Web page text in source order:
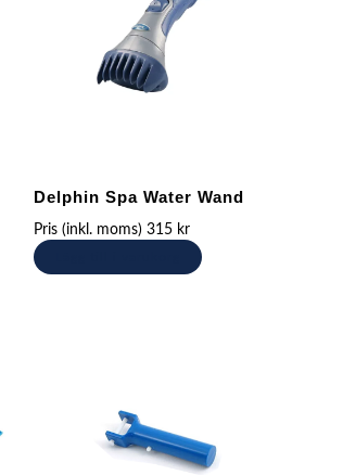
Delphin Spa Water Wand
Pris (inkl. moms)315 kr